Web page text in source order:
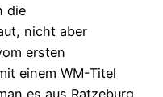
die
nicht aber
ersten
einem WM-Titel
es aus Ratzeburg